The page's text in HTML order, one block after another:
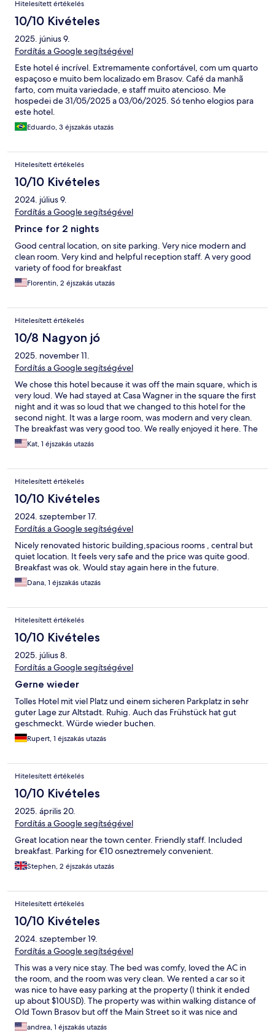
Hitelesített értékelés
10/10 Kivételes
2025. június 9.
Fordítás a Google segítségével
Este hotel é incrível. Extremamente confortável, com um quarto
espaçoso e muito bem localizado em Brasov. Café da manhã
farto, com muita variedade, e staff muito atencioso. Me
hospedei de 31/05/2025 a 03/06/2025. Só tenho elogios para
este hotel.
Eduardo, 3 éjszakás utazás
Hitelesített értékelés
10/10 Kivételes
2024. július 9.
Fordítás a Google segítségével
Prince for 2 nights
Good central location, on site parking. Very nice modern and
clean room. Very kind and helpful reception staff. A very good
variety of food for breakfast
Florentin, 2 éjszakás utazás
Hitelesített értékelés
10/8 Nagyon jó
2025. november 11.
Fordítás a Google segítségével
We chose this hotel because it was off the main square, which is
very loud. We had stayed at Casa Wagner in the square the first
night and it was so loud that we changed to this hotel for the
second night. It was a large room, was modern and very clean.
The breakfast was very good too. We really enjoyed it here. The
staff was also very attentive.
Kat, 1 éjszakás utazás
Hitelesített értékelés
10/10 Kivételes
2024. szeptember 17.
Fordítás a Google segítségével
Nicely renovated historic building,spacious rooms , central but
quiet location. It feels very safe and the price was quite good.
Breakfast was ok. Would stay again here in the future.
Dana, 1 éjszakás utazás
Hitelesített értékelés
10/10 Kivételes
2025. július 8.
Fordítás a Google segítségével
Gerne wieder
Tolles Hotel mit viel Platz und einem sicheren Parkplatz in sehr
guter Lage zur Altstadt. Ruhig. Auch das Frühstück hat gut
geschmeckt. Würde wieder buchen.
Rupert, 1 éjszakás utazás
Hitelesített értékelés
10/10 Kivételes
2025. április 20.
Fordítás a Google segítségével
Great location near the town center. Friendly staff. Included
breakfast. Parking for €10 osneztremely convenient.
Stephen, 2 éjszakás utazás
Hitelesített értékelés
10/10 Kivételes
2024. szeptember 19.
Fordítás a Google segítségével
This was a very nice stay. The bed was comfy, loved the AC in
the room, and the room was very clean. We rented a car so it
was nice to have easy parking at the property (I think it ended
up about $10USD). The property was within walking distance of
Old Town Brasov but off the Main Street so it was nice and
quiet. The included breakfast in the morning was delicious. We
andrea, 1 éjszakás utazás